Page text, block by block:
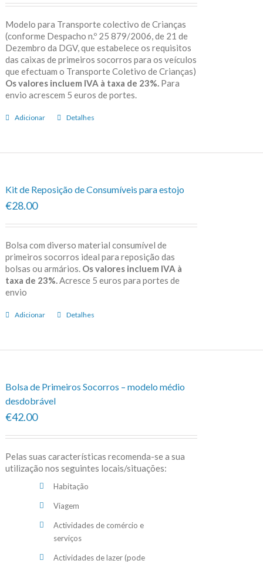
Modelo para Transporte colectivo de Crianças
(conforme Despacho n.º 25 879/2006, de 21 de
Dezembro da DGV, que estabelece os requisitos
das caixas de primeiros socorros para os veículos
que efectuam o Transporte Coletivo de Crianças)
Os valores incluem IVA à taxa de 23%.Para
envio acrescem 5 euros de portes.
Adicionar Detalhes
Kit de Reposição de Consumíveis para estojo
€28.00
Bolsa com diverso material consumível de
primeiros socorros ideal para reposição das
bolsas ou armários. Os valores incluem IVA à
taxa de 23%.Acresce 5 euros para portes de
envio
Adicionar Detalhes
Bolsa de Primeiros Socorros – modelo médio
desdobrável
€42.00
Pelas suas características recomenda-se a sua
utilização nos seguintes locais/situações:
Habitação
Viagem
Actividades de comércio e
serviços
Actividades de lazer (pode